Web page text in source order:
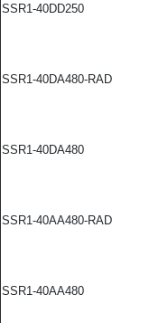
SSR1-40DD250
SSR1-40DA480-RAD
SSR1-40DA480
SSR1-40AA480-RAD
SSR1-40AA480